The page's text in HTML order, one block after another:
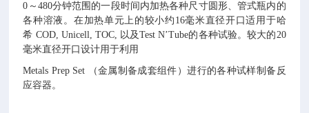
0～480分钟范围的一段时间内加热各种尺寸圆形、管式瓶内的
各种溶液。在加热单元上的较小约16毫米直径开口适用于哈
希 COD, Unicell, TOC, 以及Test N’Tube的各种试验。较大的20
毫米直径开口设计用于利用
Metals Prep Set （金属制备成套组件）进行的各种试样制备反
应容器。